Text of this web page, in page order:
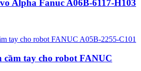
Alpha Fanuc A06B-6117-H103
cầm tay cho robot FANUC